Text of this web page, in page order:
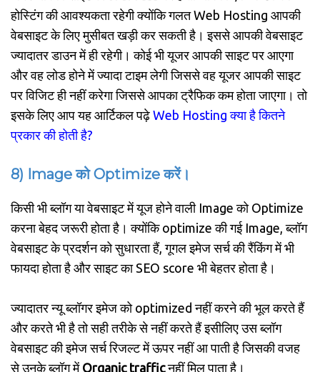
होस्टिंग की आवश्यकता रहेगी क्योंकि गलत Web Hosting आपकी
वेबसाइट के लिए मुसीबत खड़ी कर सकती है। इससे आपकी वेबसाइट
ज्यादातर डाउन में ही रहेगी। कोई भी यूजर आपकी साइट पर आएगा
और वह लोड होने में ज्यादा टाइम लेगी जिससे वह यूजर आपकी साइट
पर विजिट ही नहीं करेगा जिससे आपका ट्रैफिक कम होता जाएगा। तो
इसके लिए आप यह आर्टिकल पढ़े Web Hosting क्या है कितने
प्रकार की होती है?
8) Image को Optimize करें।
किसी भी ब्लॉग या वेबसाइट में यूज होने वाली Image को Optimize
करना बेहद जरूरी होता है। क्योंकि optimize की गई Image, ब्लॉग
वेबसाइट के प्रदर्शन को सुधारता हैं, गूगल इमेज सर्च की रैंकिंग में भी
फायदा होता है और साइट का SEO score भी बेहतर होता है।
ज्यादातर न्यू ब्लॉगर इमेज को optimized नहीं करने की भूल करते हैं
और करते भी है तो सही तरीके से नहीं करते हैं इसीलिए उस ब्लॉग
वेबसाइट की इमेज सर्च रिजल्ट में ऊपर नहीं आ पाती है जिसकी वजह
से उनके ब्लॉग में Organic trafficनहीं मिल पाता है।